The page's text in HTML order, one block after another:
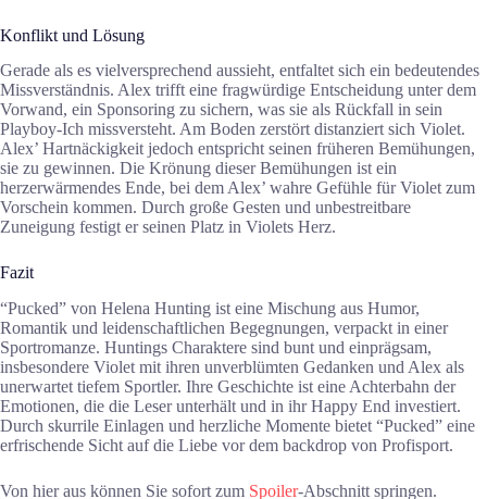
Konflikt und Lösung
Gerade als es vielversprechend aussieht, entfaltet sich ein bedeutendes
Missverständnis. Alex trifft eine fragwürdige Entscheidung unter dem
Vorwand, ein Sponsoring zu sichern, was sie als Rückfall in sein
Playboy-Ich missversteht. Am Boden zerstört distanziert sich Violet.
Alex’ Hartnäckigkeit jedoch entspricht seinen früheren Bemühungen,
sie zu gewinnen. Die Krönung dieser Bemühungen ist ein
herzerwärmendes Ende, bei dem Alex’ wahre Gefühle für Violet zum
Vorschein kommen. Durch große Gesten und unbestreitbare
Zuneigung festigt er seinen Platz in Violets Herz.
Fazit
“Pucked” von Helena Hunting ist eine Mischung aus Humor,
Romantik und leidenschaftlichen Begegnungen, verpackt in einer
Sportromanze. Huntings Charaktere sind bunt und einprägsam,
insbesondere Violet mit ihren unverblümten Gedanken und Alex als
unerwartet tiefem Sportler. Ihre Geschichte ist eine Achterbahn der
Emotionen, die die Leser unterhält und in ihr Happy End investiert.
Durch skurrile Einlagen und herzliche Momente bietet “Pucked” eine
erfrischende Sicht auf die Liebe vor dem backdrop von Profisport.
Von hier aus können Sie sofort zum Spoiler-Abschnitt springen.